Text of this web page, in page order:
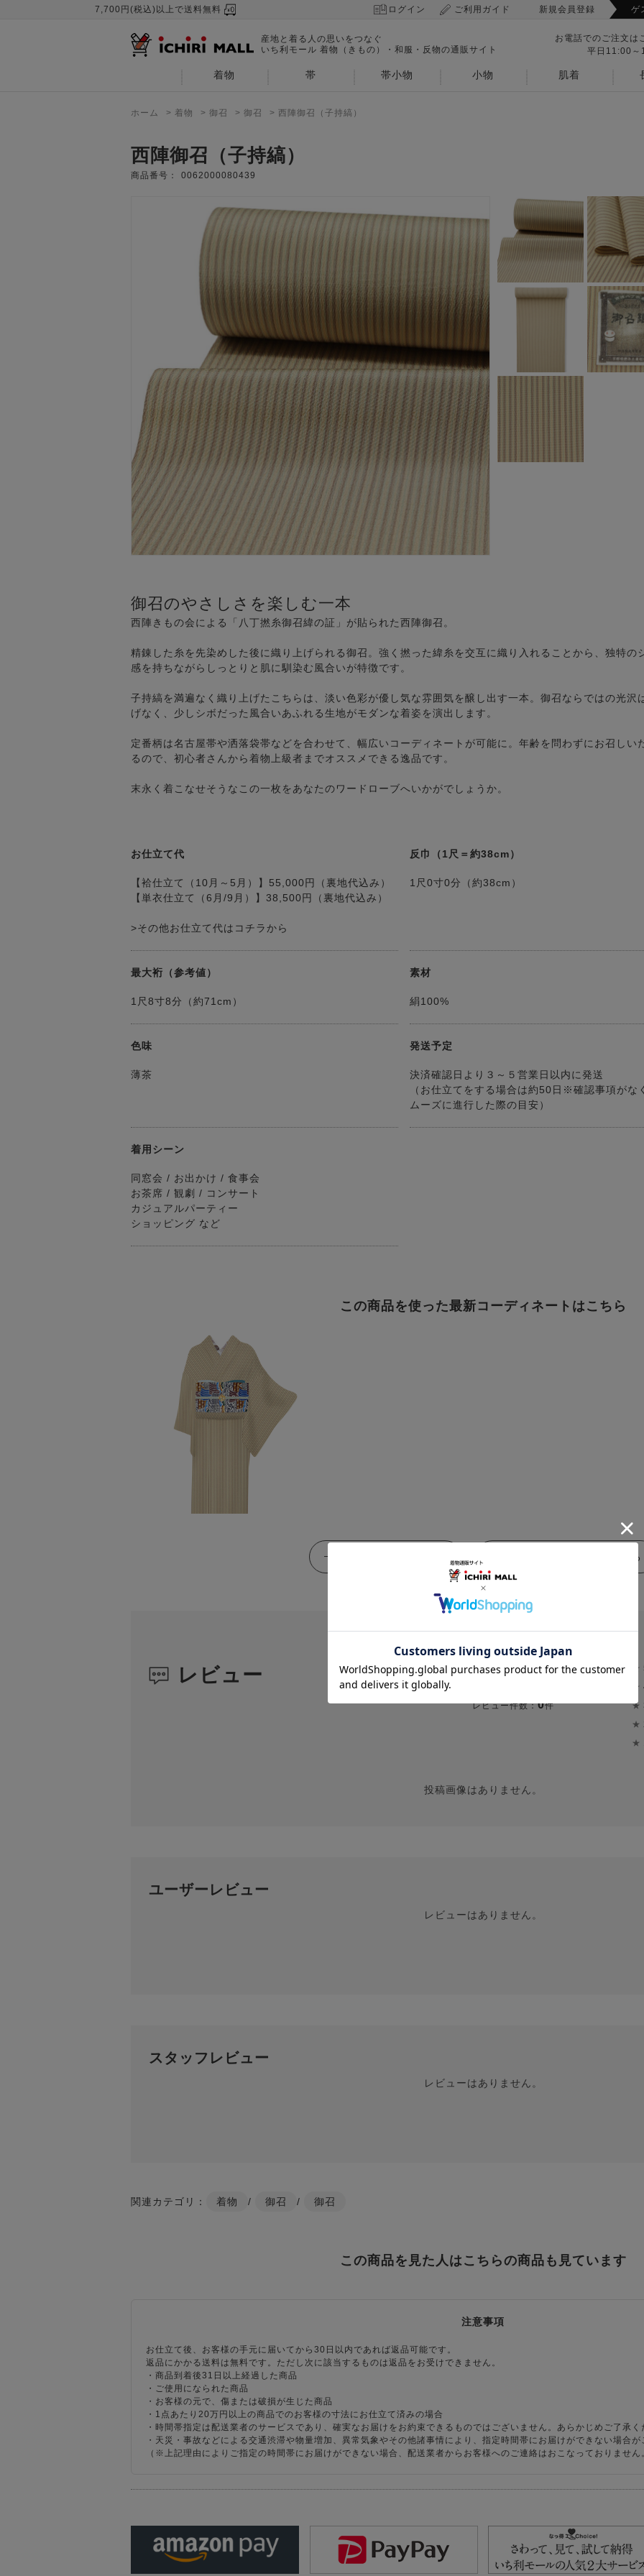
7,700円(税込)以上で送料無料 ログイン ご利用ガイド 新規会員登録 ゲ
産地と着る人の思いをつなぐ
いち利モール 着物（きもの）・和服・反物の通販サイト
お電話でのご注文は
平日11:00～
着物 帯 帯小物 小物 肌着
ホーム > 着物 > 御召 > 御召 > 西陣御召（子持縞）
西陣御召（子持縞）
商品番号： 0062000080439
御召のやさしさを楽しむ一本
西陣きもの会による「八丁撚糸御召緯の証」が貼られた西陣御召。
精錬した糸を先染めした後に織り上げられる御召。強く撚った緯糸を交互に織り入れることから、独特の
感を持ちながらしっとりと肌に馴染む風合いが特徴です。
子持縞を満遍なく織り上げたこちらは、淡い色彩が優し気な雰囲気を醸し出す一本。御召ならではの光沢
げなく、少しシボだった風合いあふれる生地がモダンな着姿を演出します。
定番柄は名古屋帯や洒落袋帯などを合わせて、幅広いコーディネートが可能に。年齢を問わずにお召しい
るので、初心者さんから着物上級者までオススメできる逸品です。
末永く着こなせそうなこの一枚をあなたのワードローブへいかがでしょうか。
お仕立て代
【袷仕立て（10月～5月）】55,000円（裏地代込み）
【単衣仕立て（6月/9月）】38,500円（裏地代込み）
>その他お仕立て代はコチラから
反巾（1尺＝約38cm）
1尺0寸0分（約38cm）
最大裄（参考値）
1尺8寸8分（約71cm）
素材
絹100%
色味
薄茶
発送予定
決済確認日より３～５営業日以内に発送
（お仕立てをする場合は約50日※確認事項がな
ムーズに進行した際の目安）
着用シーン
同窓会 / お出かけ / 食事会
お茶席 / 観劇 / コンサート
カジュアルパーティー
ショッピング など
この商品を使った最新コーディネートはこちら
すべてのコーディネートを見る
レビュー 0.0
レビュー件数：0件
★
★
★
★
★
投稿画像はありません。
ユーザーレビュー
レビューはありません。
スタッフレビュー
レビューはありません。
関連カテゴリ： 着物 / 御召 / 御召
この商品を見た人はこちらの商品も見ています
注意事項
お仕立て後、お客様の手元に届いてから30日以内であれば返品可能です。
返品にかかる送料は無料です。ただし次に該当するものは返品をお受けできません。
・商品到着後31日以上経過した商品
・ご使用になられた商品
・お客様の元で、傷または破損が生じた商品
・1点あたり20万円以上の商品でのお客様の寸法にお仕立て済みの場合
・時間帯指定は配送業者のサービスであり、確実なお届けをお約束できるものではございません。あらかじめご了承く
・天災・事故などによる交通渋滞や物量増加、異常気象やその他諸事情により、指定時間帯にお届けができない場合
（※上記理由によりご指定の時間帯にお届けができない場合、配送業者からお客様へのご連絡はおこなっておりません